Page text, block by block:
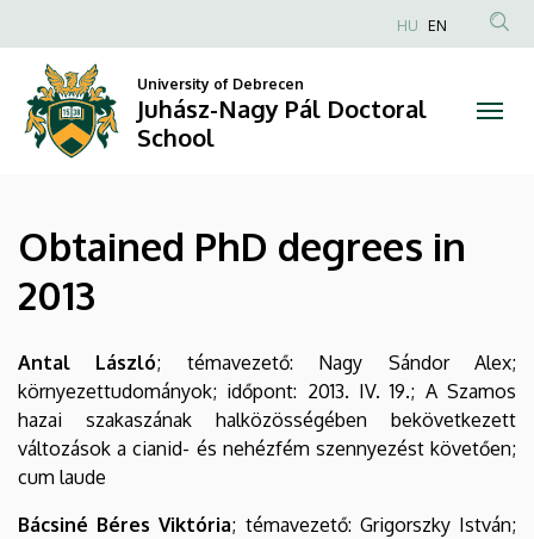
PhD
degrees
2013
Juhász-
Nagy
Pál
Doctoral
School
to
content
Anonim
fiók
HU EN
University of Debrecen
Juhász-Nagy Pál Doctoral
School
Obtained PhD degrees in
2013
Antal László; témavezető: Nagy Sándor Alex;
környezettudományok; időpont: 2013. IV. 19.; A Szamos
hazai szakaszának halközösségében bekövetkezett
változások a cianid- és nehézfém szennyezést követően;
cum laude
Bácsiné Béres Viktória; témavezető: Grigorszky István;